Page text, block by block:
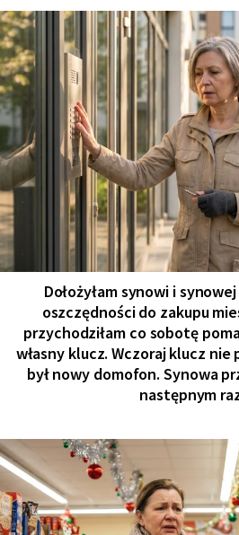
Dołożyłam synowi i
oszczędności do zakupu
przychodziłam co sobotę
własny klucz. Wczoraj klucz nie
był nowy domofon. Synowa
następnym